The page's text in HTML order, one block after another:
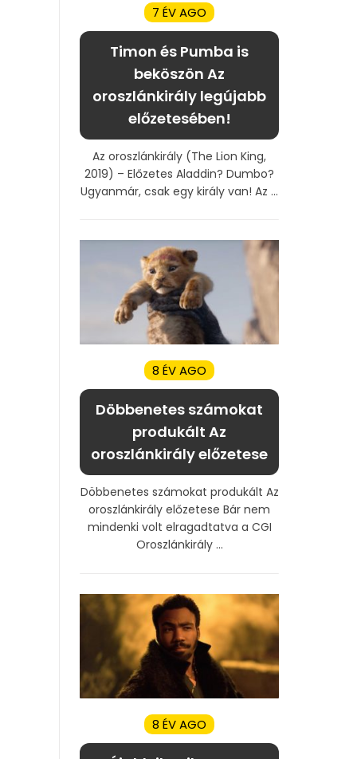
7 ÉV AGO
Timon és Pumba is
beköszön Az
oroszlánkirály legújabb
előzetesében!
Az oroszlánkirály (The Lion King,
2019) – Előzetes Aladdin? Dumbo?
Ugyanmár, csak egy király van! Az ...
8 ÉV AGO
Döbbenetes számokat
produkált Az
oroszlánkirály előzetese
Döbbenetes számokat produkált Az
oroszlánkirály előzetese Bár nem
mindenki volt elragadtatva a CGI
Oroszlánkirály ...
8 ÉV AGO